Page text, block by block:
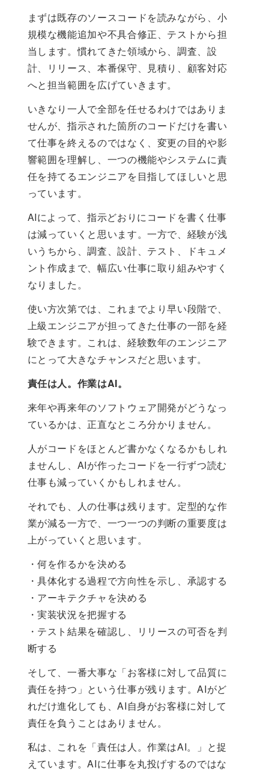
まずは既存のソースコードを読みながら、小
規模な機能追加や不具合修正、テストから担
当します。慣れてきた領域から、調査、設
計、リリース、本番保守、見積り、顧客対応
へと担当範囲を広げていきます。
いきなり一人で全部を任せるわけではありま
せんが、指示された箇所のコードだけを書い
て仕事を終えるのではなく、変更の目的や影
響範囲を理解し、一つの機能やシステムに責
任を持てるエンジニアを目指してほしいと思
っています。
AIによって、指示どおりにコードを書く仕事
は減っていくと思います。一方で、経験が浅
いうちから、調査、設計、テスト、ドキュメ
ント作成まで、幅広い仕事に取り組みやすく
なりました。
使い方次第では、これまでより早い段階で、
上級エンジニアが担ってきた仕事の一部を経
験できます。これは、経験数年のエンジニア
にとって大きなチャンスだと思います。
責任は人。作業はAI。
来年や再来年のソフトウェア開発がどうなっ
ているかは、正直なところ分かりません。
人がコードをほとんど書かなくなるかもしれ
ませんし、AIが作ったコードを一行ずつ読む
仕事も減っていくかもしれません。
それでも、人の仕事は残ります。定型的な作
業が減る一方で、一つ一つの判断の重要度は
上がっていくと思います。
・何を作るかを決める
・具体化する過程で方向性を示し、承認する
・アーキテクチャを決める
・実装状況を把握する
・テスト結果を確認し、リリースの可否を判
断する
そして、一番大事な「お客様に対して品質に
責任を持つ」という仕事が残ります。AIがど
れだけ進化しても、AI自身がお客様に対して
責任を負うことはありません。
私は、これを「責任は人。作業はAI。」と捉
えています。AIに仕事を丸投げするのではな